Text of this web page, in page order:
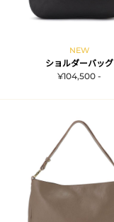
NEW
ショルダーバッグ
¥104,500 -